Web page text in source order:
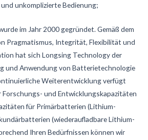
unkomplizierte Bedienung;
im Jahr 2000 gegründet. Gemäß dem
Pragmatismus, Integrität, Flexibilität und
hat sich Longsing Technology der
und Anwendung von Batterietechnologie
Weiterentwicklung verfügt
Forschungs- und Entwicklungskapazitäten
für Primärbatterien (Lithium-
(wiederaufladbare Lithium-
Ihren Bedürfnissen können wir